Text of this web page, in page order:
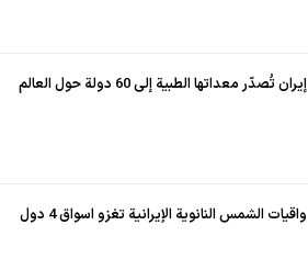
إيران تُصدّر معداتها الطبية إلى 60 دولة حول العالم
واقيات الشمس النانوية الإيرانية تغزو اسواق 4 دول